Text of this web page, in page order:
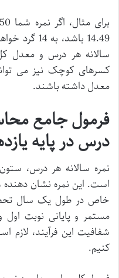
14.49
سالانه هر درس و معدل
کسرهای کوچک نیز می
معدل داشته باشند.
فرمول جامع
درس در پایه
نمره سالانه هر درس،
است. این نمره نشان
خاص در طول یک سال
مستمر و پایانی نوبت
شفافیت این فرآیند، لازم
کنیم.